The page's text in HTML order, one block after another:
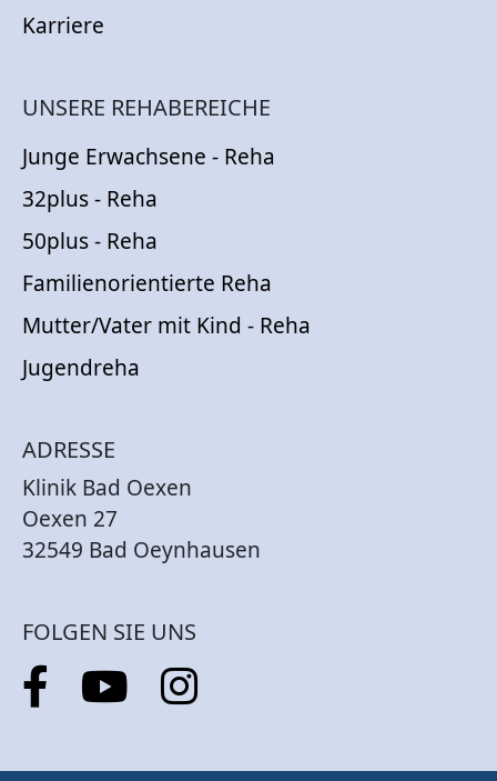
Karriere
UNSERE REHABEREICHE
Junge Erwachsene - Reha
32plus - Reha
50plus - Reha
Familienorientierte Reha
Mutter/Vater mit Kind - Reha
Jugendreha
ADRESSE
Klinik Bad Oexen
Oexen 27
32549 Bad Oeynhausen
FOLGEN SIE UNS